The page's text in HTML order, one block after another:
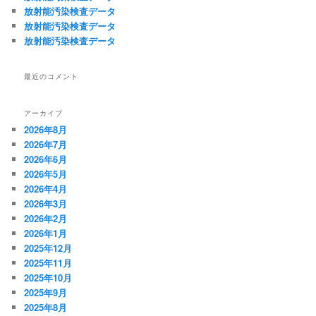
放射能汚染検査データ
放射能汚染検査データ
放射能汚染検査データ
最近のコメント
アーカイブ
2026年8月
2026年7月
2026年6月
2026年5月
2026年4月
2026年3月
2026年2月
2026年1月
2025年12月
2025年11月
2025年10月
2025年9月
2025年8月